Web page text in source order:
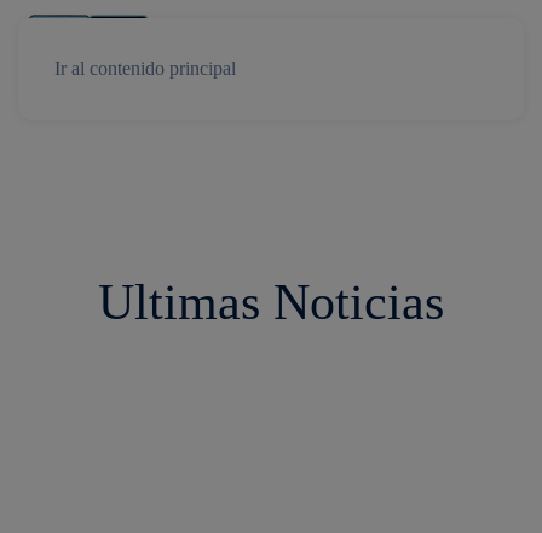
Ir al contenido principal
Ultimas Noticias